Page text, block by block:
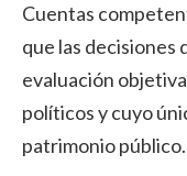
Cuentas
que las decisiones
evaluación
políticos y cuyo
patrimonio público.